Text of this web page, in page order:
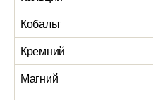
Кобальт
Кремний
Магний